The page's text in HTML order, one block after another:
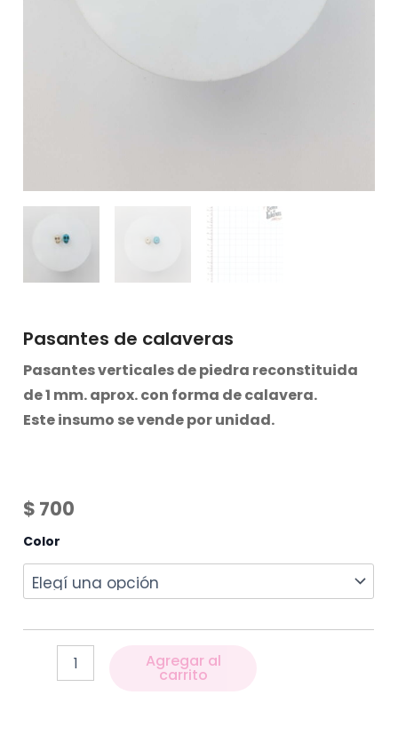
Pasantes de calaveras
Pasantes verticales de piedra reconstituida
de 1 mm. aprox. con forma de calavera.
Este insumo se vende por unidad.
$ 700
Color
Agregar al
carrito